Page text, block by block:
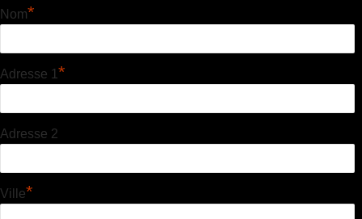
Nom*
Adresse 1 *
Adresse 2
Ville*